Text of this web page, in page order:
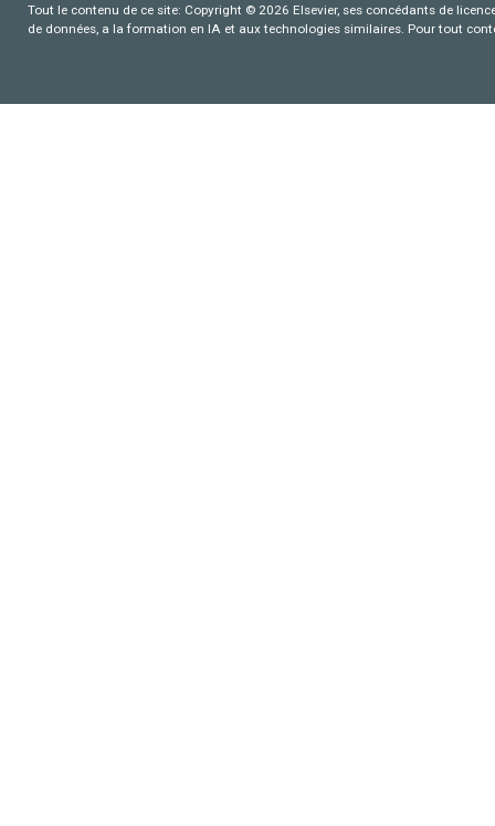
Tout le contenu de ce site: Copyright © 2026 Elsevier, ses concédants de
de données, a la formation en IA et aux technologies similaires. Pour tout